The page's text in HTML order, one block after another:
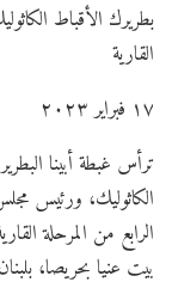
بطريرك الأقباط
القارية
١٧ فبراير ٢٠٢٣
ترأس غبطة أبينا
الكاثوليك، ورئيس
بيت عنيا بحريصا،